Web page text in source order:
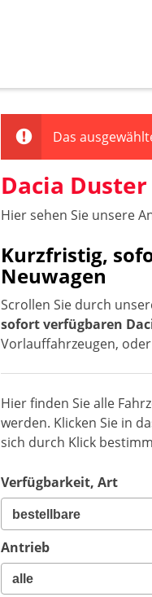
Das
Dacia
Hier sehen Sie unsere
Kurzfristig,
Neuwagen
Scrollen Sie durch
sofort verfügbaren
Vorlauffahrzeugen,
Hier finden Sie alle
werden. Klicken Sie in
sich durch Klick
Verfügbarkeit, Art
Antrieb